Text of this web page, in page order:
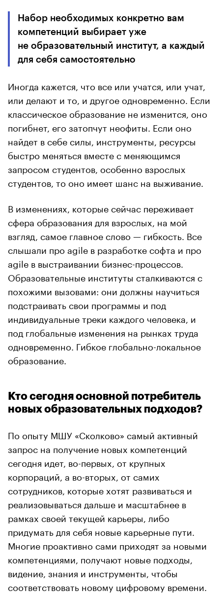
Набор необходимых конкретно вам
компетенций выбирает уже
не образовательный институт, а каждый
для себя самостоятельно
Иногда кажется, что все или учатся, или учат,
или делают и то, и другое одновременно. Если
классическое образование не изменится, оно
погибнет, его затопчут неофиты. Если оно
найдет в себе силы, инструменты, ресурсы
быстро меняться вместе с меняющимся
запросом студентов, особенно взрослых
студентов, то оно имеет шанс на выживание.
В изменениях, которые сейчас переживает
сфера образования для взрослых, на мой
взгляд, самое главное слово — гибкость. Все
слышали про agile в разработке софта и про
agile в выстраивании бизнес-процессов.
Образовательные институты сталкиваются с
похожими вызовами: они должны научиться
подстраивать свои программы и под
индивидуальные треки каждого человека, и
под глобальные изменения на рынках труда
одновременно. Гибкое глобально-локальное
образование.
Кто сегодня основной потребитель
новых образовательных подходов?
По опыту МШУ «Сколково» самый активный
запрос на получение новых компетенций
сегодня идет, во-первых, от крупных
корпораций, а во-вторых, от самих
сотрудников, которые хотят развиваться и
реализовываться дальше и масштабнее в
рамках своей текущей карьеры, либо
придумать для себя новые карьерные пути.
Многие проактивно сами приходят за новыми
компетенциями, получают новые подходы,
видение, знания и инструменты, чтобы
соответствовать новому цифровому времени.